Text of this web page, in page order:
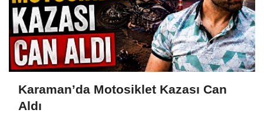
Karaman’da Motosiklet Kazası Can
Aldı